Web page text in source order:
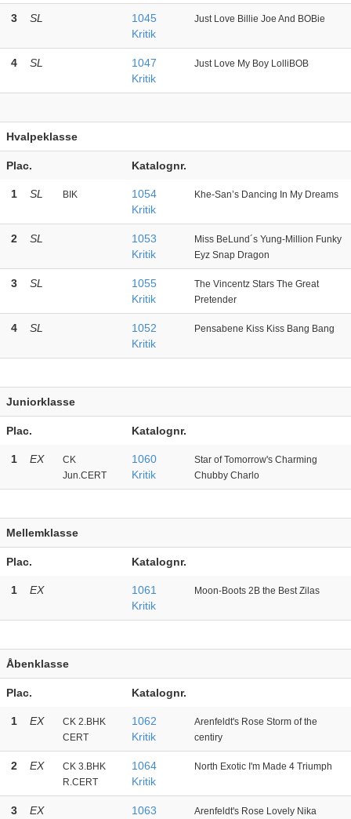
3 SL
1045
Kritik
Just Love Billie Joe And BOBie
4 SL
1047
Kritik
Just Love My Boy LolliBOB
Hvalpeklasse
Plac. Katalognr.
1 SL BIK
1054
Kritik
Khe-San’s Dancing In My Dreams
2 SL
1053
Kritik
Miss BeLund´s Yung-Million Funky
Eyz Snap Dragon
3 SL
1055
Kritik
The Vincentz Stars The Great
Pretender
4 SL
1052
Kritik
Pensabene Kiss Kiss Bang Bang
Juniorklasse
Plac. Katalognr.
1 EX
CK
Jun.CERT
1060
Kritik
Star of Tomorrow's Charming
Chubby Charlo
Mellemklasse
Plac. Katalognr.
1 EX
1061
Kritik
Moon-Boots 2B the Best Zilas
Åbenklasse
Plac. Katalognr.
1 EX
CK 2.BHK
CERT
1062
Kritik
Arenfeldt's Rose Storm of the
centiry
2 EX
CK 3.BHK
R.CERT
1064
Kritik
North Exotic I'm Made 4 Triumph
3 EX 1063 Arenfeldt's Rose Lovely Nika